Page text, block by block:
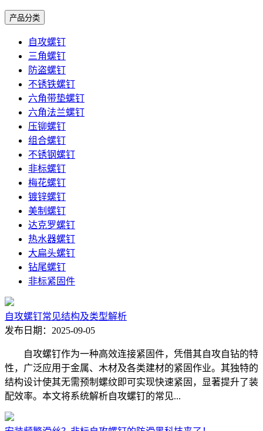
产品分类
自攻螺钉
三角螺钉
防盗螺钉
不锈铁螺钉
六角带垫螺钉
六角法兰螺钉
压铆螺钉
组合螺钉
不锈钢螺钉
非标螺钉
梅花螺钉
镀锌螺钉
美制螺钉
达克罗螺钉
热水器螺钉
大扁头螺钉
钻尾螺钉
非标紧固件
自攻螺钉常见结构及类型解析
发布日期：2025-09-05
自攻螺钉作为一种高效连接紧固件，凭借其自攻自钻的特
性，广泛应用于金属、木材及各类建材的紧固作业。其独特的
结构设计使其无需预制螺纹即可实现快速紧固，显著提升了装
配效率。本文将系统解析自攻螺钉的常见...